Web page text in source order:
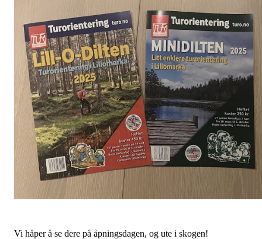
Vi håper å se dere på åpningsdagen, og ute i skogen!